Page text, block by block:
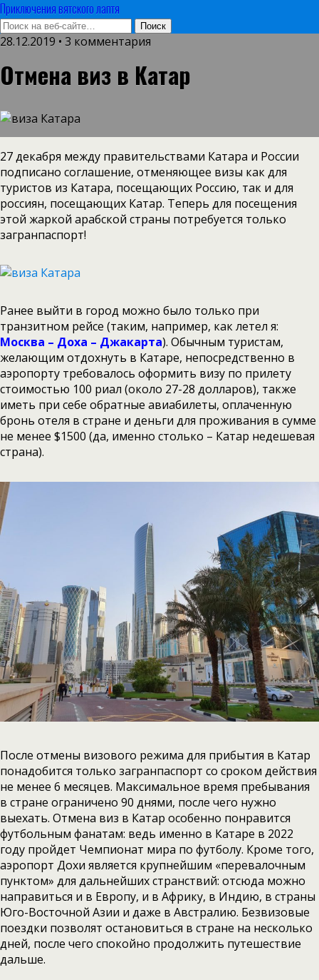
Приключения вятского лаптя
28.12.2019 • 3 комментария
Отмена виз в Катар
27 декабря между правительствами Катара и России
подписано соглашение, отменяющее визы как для
туристов из Катара, посещающих Россию, так и для
россиян, посещающих Катар. Теперь для посещения
этой жаркой арабской страны потребуется только
загранпаспорт!
Ранее выйти в город можно было только при
транзитном рейсе (таким, например, как летел я:
Москва – Доха – Джакарта). Обычным туристам,
желающим отдохнуть в Катаре, непосредственно в
аэропорту требовалось оформить визу по прилету
стоимостью 100 риал (около 27-28 долларов), также
иметь при себе обратные авиабилеты, оплаченную
бронь отеля в стране и деньги для проживания в сумме
не менее $1500 (да, именно столько – Катар недешевая
страна).
После отмены визового режима для прибытия в Катар
понадобится только загранпаспорт со сроком действия
не менее 6 месяцев. Максимальное время пребывания
в стране ограничено 90 днями, после чего нужно
выехать. Отмена виз в Катар особенно понравится
футбольным фанатам: ведь именно в Катаре в 2022
году пройдет Чемпионат мира по футболу. Кроме того,
аэропорт Дохи является крупнейшим «перевалочным
пунктом» для дальнейших странствий: отсюда можно
направиться и в Европу, и в Африку, в Индию, в страны
Юго-Восточной Азии и даже в Австралию. Безвизовые
поездки позволят остановиться в стране на несколько
дней, после чего спокойно продолжить путешествие
дальше.